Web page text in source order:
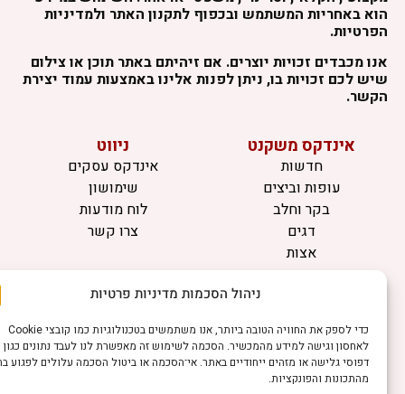
ניהול הסכמות מדיניות פרטיות
כדי לספק את החוויה הטובה ביותר, אנו משתמשים בטכנולוגיות כמו קובצי Cookie
לאחסון וגישה למידע מהמכשיר. הסכמה לשימוש זה מאפשרת לנו לעבד נתונים כגון
דפוסי גלישה או מזהים ייחודיים באתר. אי־הסכמה או ביטול הסכמה עלולים לפגוע בחלק
מהתכונות והפונקציות.
באחריות המשתמש ובכפוף לתקנון האתר ולמדיניות
מכבדים זכויות יוצרים. אם זיהיתם באתר תוכן או צילום
לכם זכויות בו, ניתן לפנות אלינו באמצעות עמוד יצירת
אינדקס משקנט
חדשות
עופות וביצים
בקר וחלב
דגים
אצות
ניווט
אינדקס עסקים
שימושון
לוח מודעות
צרו קשר
תקנון
הרשמה לניוזלטר